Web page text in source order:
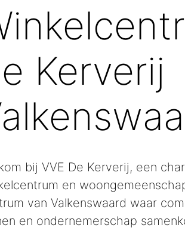
Kerverij
bij VVE De Kerverij, een
en
van Valkenswaard waar
en ondernemerschap